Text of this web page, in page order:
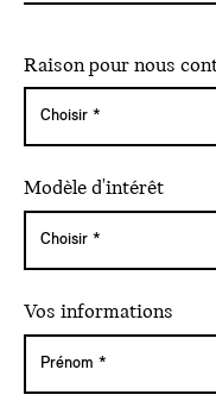
Raison pour nous
Modèle d'intérêt
Vos informations